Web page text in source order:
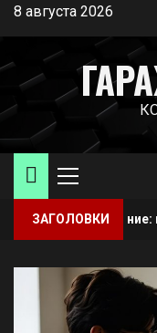
Перейти
содержимому
8 августа 2026
Основное
меню
ЗАГОЛОВКИ
принципы и